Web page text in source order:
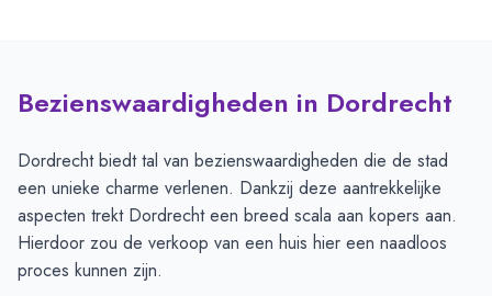
Bezienswaardigheden in Dordrecht
Dordrecht biedt tal van bezienswaardigheden die de stad
een unieke charme verlenen. Dankzij deze aantrekkelijke
aspecten trekt Dordrecht een breed scala aan kopers aan.
Hierdoor zou de verkoop van een huis hier een naadloos
proces kunnen zijn.